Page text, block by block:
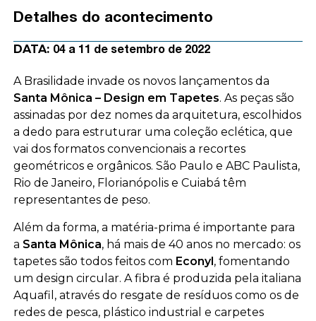
Detalhes do acontecimento
DATA: 04 a 11 de setembro de 2022
A Brasilidade invade os novos lançamentos da
Santa Mônica – Design em Tapetes. As peças são
assinadas por dez nomes da arquitetura, escolhidos
a dedo para estruturar uma coleção eclética, que
vai dos formatos convencionais a recortes
geométricos e orgânicos. São Paulo e ABC Paulista,
Rio de Janeiro, Florianópolis e Cuiabá têm
representantes de peso.
Além da forma, a matéria-prima é importante para
a Santa Mônica, há mais de 40 anos no mercado: os
tapetes são todos feitos com Econyl, fomentando
um design circular. A fibra é produzida pela italiana
Aquafil, através do resgate de resíduos como os de
redes de pesca, plástico industrial e carpetes